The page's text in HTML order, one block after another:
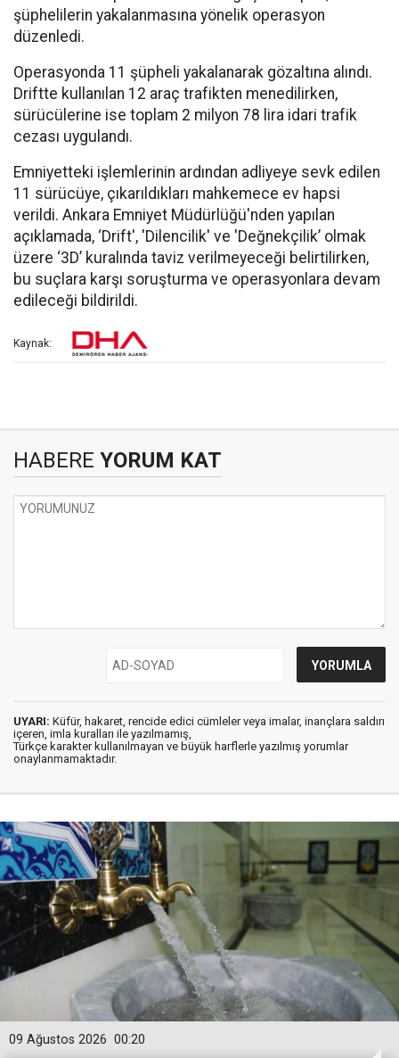
şüphelilerin yakalanmasına yönelik operasyon
düzenledi.
Operasyonda 11 şüpheli yakalanarak gözaltına alındı.
Driftte kullanılan 12 araç trafikten menedilirken,
sürücülerine ise toplam 2 milyon 78 lira idari trafik
cezası uygulandı.
Emniyetteki işlemlerinin ardından adliyeye sevk edilen
11 sürücüye, çıkarıldıkları mahkemece ev hapsi
verildi. Ankara Emniyet Müdürlüğü'nden yapılan
açıklamada, ‘Drift', 'Dilencilik' ve 'Değnekçilik’ olmak
üzere ‘3D’ kuralında taviz verilmeyeceği belirtilirken,
bu suçlara karşı soruşturma ve operasyonlara devam
edileceği bildirildi.
Kaynak:
HABERE YORUM KAT
UYARI: Küfür, hakaret, rencide edici cümleler veya imalar, inançlara saldırı
içeren, imla kuralları ile yazılmamış,
Türkçe karakter kullanılmayan ve büyük harflerle yazılmış yorumlar
onaylanmamaktadır.
00:20
09 Ağustos 2026